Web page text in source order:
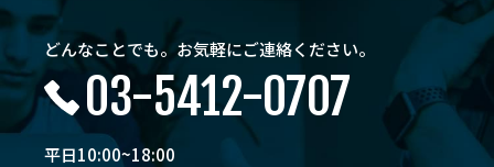
どんなことでも。お気軽にご連絡ください。
03-5412-0707
平日10:00~18:00